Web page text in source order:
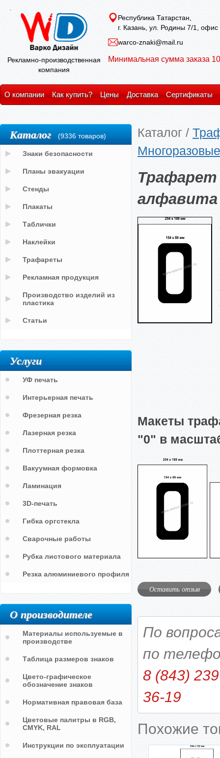
Рекламно-производственная
компания
Республика Татарстан,
г. Казань, ул. Родины 7/1, офис
warco-znaki@mail.ru
Минимальная сумма заказа
О компании Как купить? Цены Доставка Сертификаты
Каталог /
Макеты
"0" в
Оставить отзыв
По
по
8 (843)
36-19
Похожие
Каталог (9336 товаров)
Знаки безопасности
Планы эвакуации
Стенды
Плакаты
Таблички
Наклейки
Трафареты
Рекламная продукция
Производство изделий из
пластика
Статьи
Услуги
УФ печать
Интерьерная печать
Фрезерная резка
Лазерная резка
Плоттерная резка
Вакуумная формовка
Ламинация
3D-печать
Гибка оргстекла
Сварочные работы
Рубка листового материала
Резка алюминиевого профиля
О производителе
Материалы используемые в
производстве
Таблица размеров знаков
Цвето-графическое
обозначение знаков
Нормативная правовая база
Цветовые палитры в RGB,
CMYK, RAL
Инструкции по эксплуатации